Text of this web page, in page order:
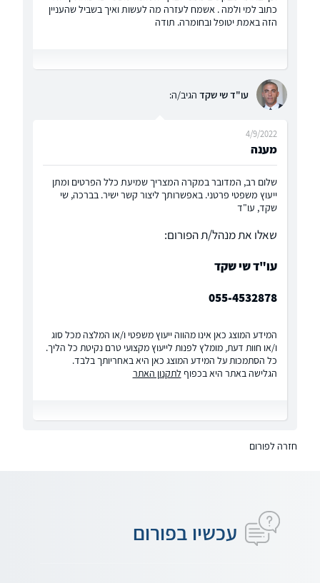
כתוב למי ולמה . אשמח לעזרה מה לעשות ואיך בשביל שהעניין
הזה באמת יטופל ובחומרה. תודה
עו"ד שי שקד הגיב/ה:
מענה
4/9/2022
שלום רב, המדובר במקרה המצריך שמיעת כלל הפרטים ומתן
ייעוץ משפטי פרטני. באפשרותך ליצור קשר ישיר. בברכה, שי
שקד, עו"ד
שאלו את מנהל/ת הפורום:
עו"ד שי שקד
055-4532878
המידע המוצג כאן אינו מהווה ייעוץ משפטי ו/או המלצה מכל סוג
ו/או חוות דעת, מומלץ לפנות לייעוץ מקצועי טרם נקיטת כל הליך.
כל הסתמכות על המידע המוצג כאן היא באחריותך בלבד.
הגלישה באתר היא בכפוף לתקנון האתר
חזרה לפורום
עכשיו בפורום